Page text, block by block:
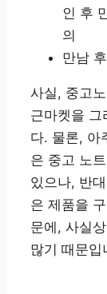
인 후
의
만남
사실, 중고
근마켓을 그
다. 물론, 아
은 중고 노
있으나, 반
은 제품을
문에, 사실
많기 때문입